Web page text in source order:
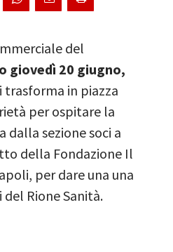
del
giovedì 20 giugno,
trasforma in piazza
per ospitare la
dalla sezione soci a
della Fondazione Il
per dare una una
Rione Sanità.